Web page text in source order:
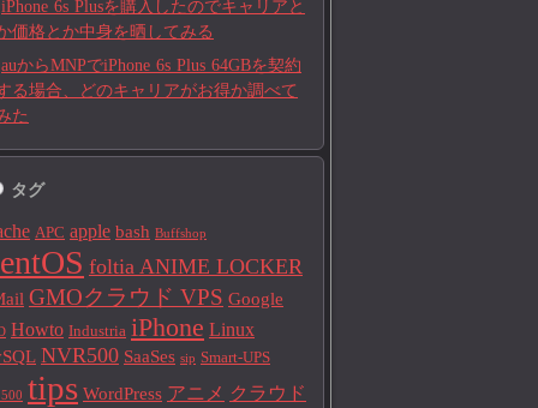
iPhone 6s Plusを購入したのでキャリアと
価格とか中身を晒してみる
auからMNPでiPhone 6s Plus 64GBを契約
る場合、どのキャリアがお得か調べて
た
タグ
APC apple bash Buffshop
foltia ANIME LOCKER
GMOクラウド VPS Google
Howto Industria iPhone Linux
NVR500 SaaSes sip Smart-UPS
tips WordPress アニメ クラウド